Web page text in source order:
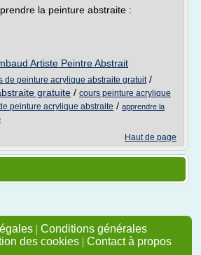
la peinture abstraite :
Artiste Peintre Abstrait
de peinture acrylique abstraite gratuit/
gratuite / cours peinture acrylique
peinture acrylique abstraite / apprendre la
Haut de page
| Conditions générales
des cookies | Contact à propos